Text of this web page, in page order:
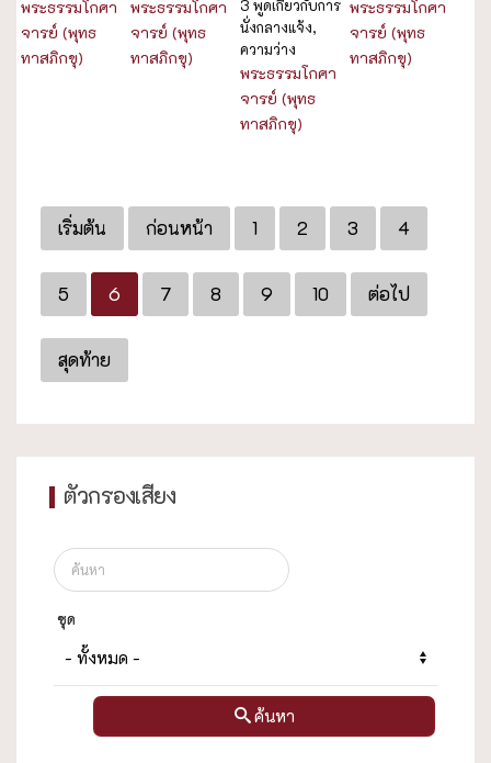
พระธรรมโกศา
จารย์ (พุทธ
ทาสภิกขุ)
พระธรรมโกศา
จารย์ (พุทธ
ทาสภิกขุ)
3 พูดเกี่ยวกับการ
นั่งกลางแจ้ง,
ความว่าง
พระธรรมโกศา
จารย์ (พุทธ
ทาสภิกขุ)
พระธรรมโกศา
จารย์ (พุทธ
ทาสภิกขุ)
เริ่มต้น ก่อนหน้า 1 2 3 4
5 6 7 8 9 10 ต่อไป
สุดท้าย
ตัวกรองเสียง
ชุด
ค้นหา